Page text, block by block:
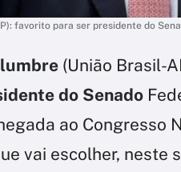
favorito para ser presidente do
(União Brasil-
do Senado
ao Congresso
vai escolher, neste